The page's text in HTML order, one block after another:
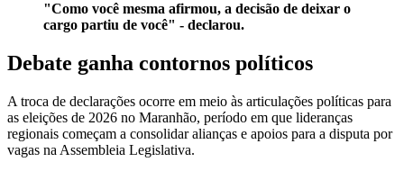
"Como você mesma afirmou, a decisão de deixar o
cargo partiu de você" - declarou.
Debate ganha contornos políticos
A troca de declarações ocorre em meio às articulações políticas para
as eleições de 2026 no Maranhão, período em que lideranças
regionais começam a consolidar alianças e apoios para a disputa por
vagas na Assembleia Legislativa.